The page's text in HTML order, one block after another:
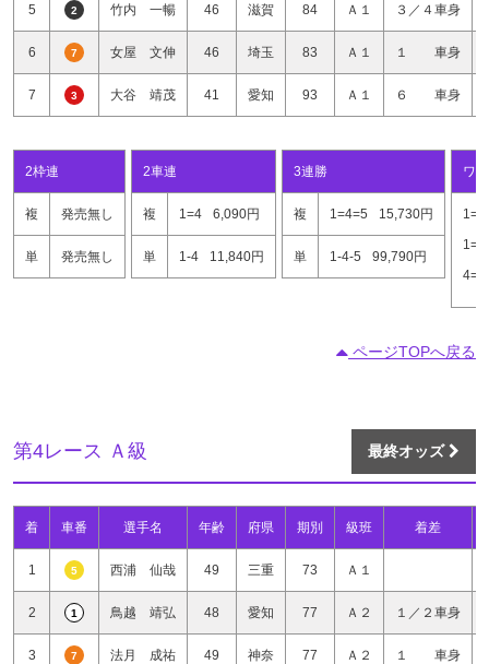
5 2 竹内 一暢 46 滋賀 84 Ａ１ ３／４車身
6 7 女屋 文伸 46 埼玉 83 Ａ１ １ 車身
7 3 大谷 靖茂 41 愛知 93 Ａ１ ６ 車身
2枠連
複 発売無し
単 発売無し
2車連
複 1=4 6,090円
単 1-4 11,840円
3連勝
複 1=4=5 15,730円
単 1-4-5 99,790円
ワ
1=4
1=5
4=5
ページTOPへ戻る
第4レース Ａ級 最終オッズ
着 車番 選手名 年齢 府県 期別 級班 着差
1 5 西浦 仙哉 49 三重 73 Ａ１
2 1 鳥越 靖弘 48 愛知 77 Ａ２ １／２車身
3 7 法月 成祐 49 神奈 77 Ａ２ １ 車身